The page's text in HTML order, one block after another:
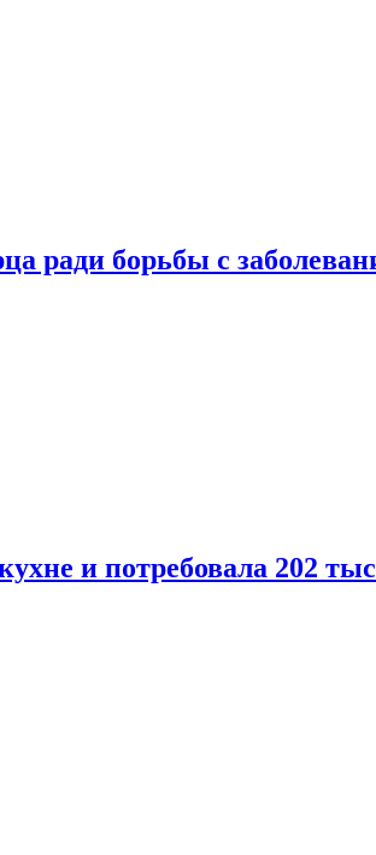
ради борьбы с
и потребовала 202